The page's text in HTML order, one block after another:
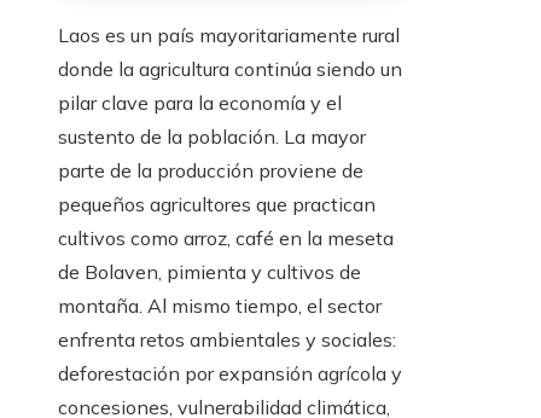
Laos es un país mayoritariamente rural
donde la agricultura continúa siendo un
pilar clave para la economía y el
sustento de la población. La mayor
parte de la producción proviene de
pequeños agricultores que practican
cultivos como arroz, café en la meseta
de Bolaven, pimienta y cultivos de
montaña. Al mismo tiempo, el sector
enfrenta retos ambientales y sociales:
deforestación por expansión agrícola y
concesiones, vulnerabilidad climática,